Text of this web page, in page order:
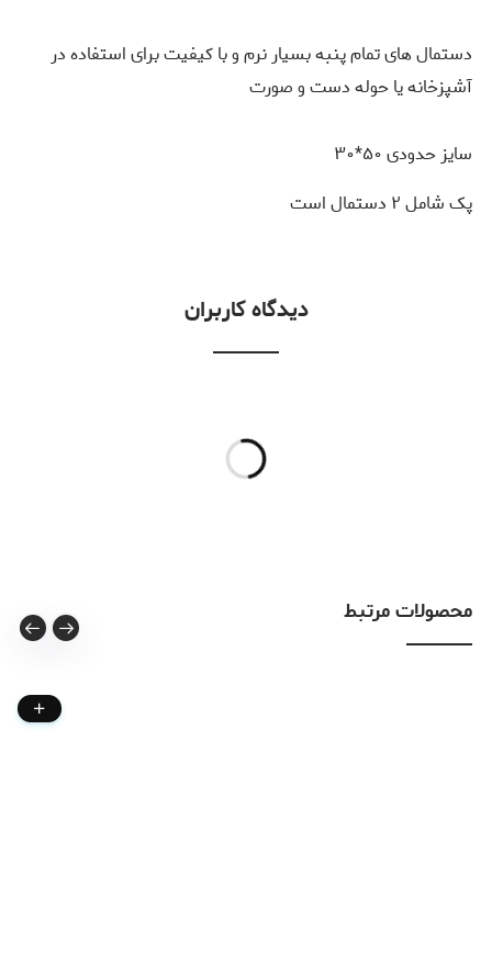
دستمال های تمام پنبه بسیار نرم و با کیفیت برای استفاده در
آشپزخانه یا حوله دست و صورت
سایز حدودی ۵۰*۳۰
پک شامل ۲ دستمال است
دیدگاه کاربران
محصولات مرتبط